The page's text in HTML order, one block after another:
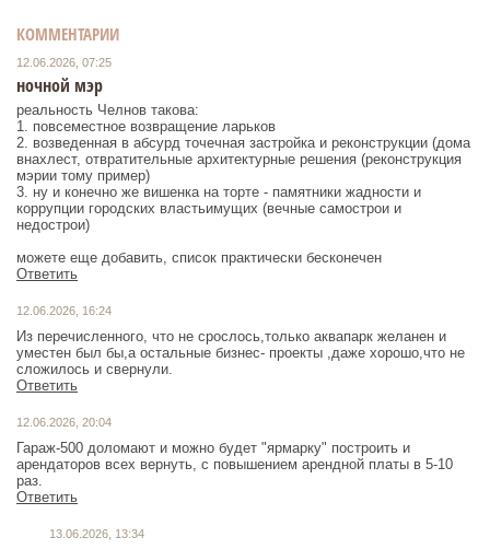
КОММЕНТАРИИ
12.06.2026, 07:25
ночной мэр
реальность Челнов такова:
1. повсеместное возвращение ларьков
2. возведенная в абсурд точечная застройка и реконструкции (дома
внахлест, отвратительные архитектурные решения (реконструкция
мэрии тому пример)
3. ну и конечно же вишенка на торте - памятники жадности и
коррупции городских властьимущих (вечные самострои и
недострои)
можете еще добавить, список практически бесконечен
Ответить
12.06.2026, 16:24
Из перечисленного, что не срослось,только аквапарк желанен и
уместен был бы,а остальные бизнес- проекты ,даже хорошо,что не
сложилось и свернули.
Ответить
12.06.2026, 20:04
Гараж-500 доломают и можно будет "ярмарку" построить и
арендаторов всех вернуть, с повышением арендной платы в 5-10
раз.
Ответить
13.06.2026, 13:34